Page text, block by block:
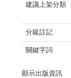
建議上架分類
分級註記
關鍵字詞
顯示出版資訊